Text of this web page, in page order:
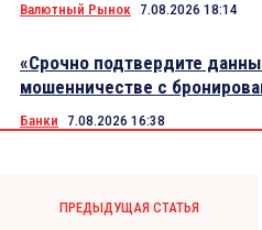
Валютный Рынок 7.08.2026 18:14
«Срочно подтвердите
мошенничестве с
Банки 7.08.2026 16:38
ПРЕДЫДУЩАЯ СТАТЬЯ